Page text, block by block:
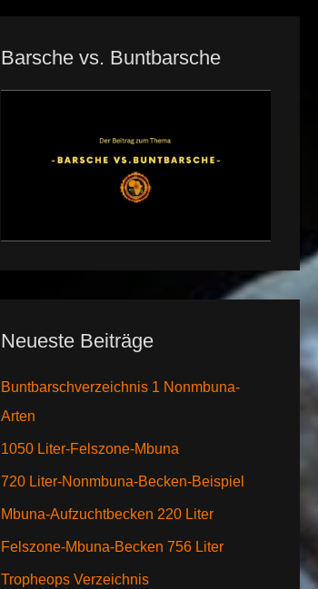
Barsche vs. Buntbarsche
Neueste Beiträge
Buntbarschverzeichnis 1 Nonmbuna-
Arten
1050 Liter-Felszone-Mbuna
720 Liter-Nonmbuna-Becken-Beispiel
Mbuna-Aufzuchtbecken 220 Liter
Felszone-Mbuna-Becken 756 Liter
Tropheops Verzeichnis